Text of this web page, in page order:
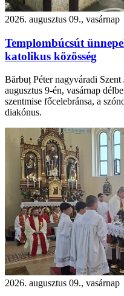
2026. augusztus 09., vasárnap
Templombúcsút
katolikus közösség
Bărbuț Péter nagyváradi
augusztus 9-én, vasárnap
szentmise főcelebránsa, a
diakónus.
2026. augusztus 09., vasárnap